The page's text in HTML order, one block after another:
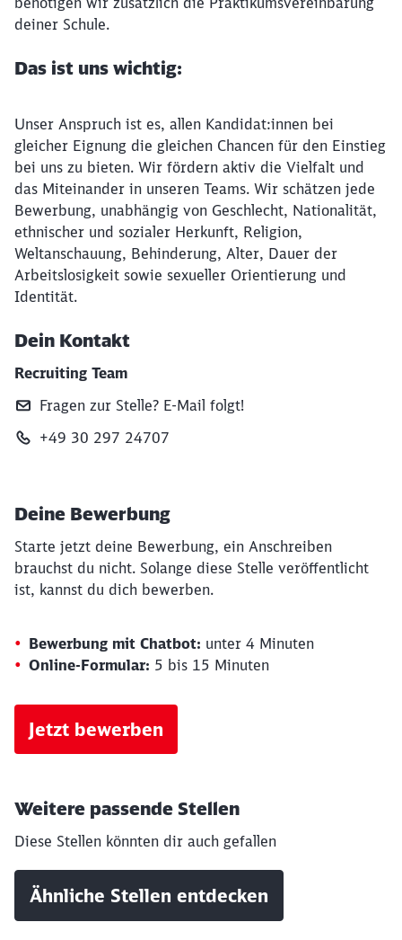
deiner Schule.
Das ist uns wichtig:
Unser Anspruch ist es, allen Kandidat:innen bei
gleicher Eignung die gleichen Chancen für den Einstieg
bei uns zu bieten. Wir fördern aktiv die Vielfalt und
das Miteinander in unseren Teams. Wir schätzen jede
Bewerbung, unabhängig von Geschlecht, Nationalität,
ethnischer und sozialer Herkunft, Religion,
Weltanschauung, Behinderung, Alter, Dauer der
Arbeitslosigkeit sowie sexueller Orientierung und
Identität.
Dein Kontakt
Recruiting Team
Fragen zur Stelle? E‑Mail folgt!
+49 30 297 24707
Deine Bewerbung
Starte jetzt deine Bewerbung, ein Anschreiben
brauchst du nicht. Solange diese Stelle veröffentlicht
ist, kannst du dich bewerben.
Bewerbung mit Chatbot: unter 4 Minuten
Online-Formular: 5 bis 15 Minuten
Jetzt bewerben
Weitere passende Stellen
Diese Stellen könnten dir auch gefallen
Ähnliche Stellen entdecken